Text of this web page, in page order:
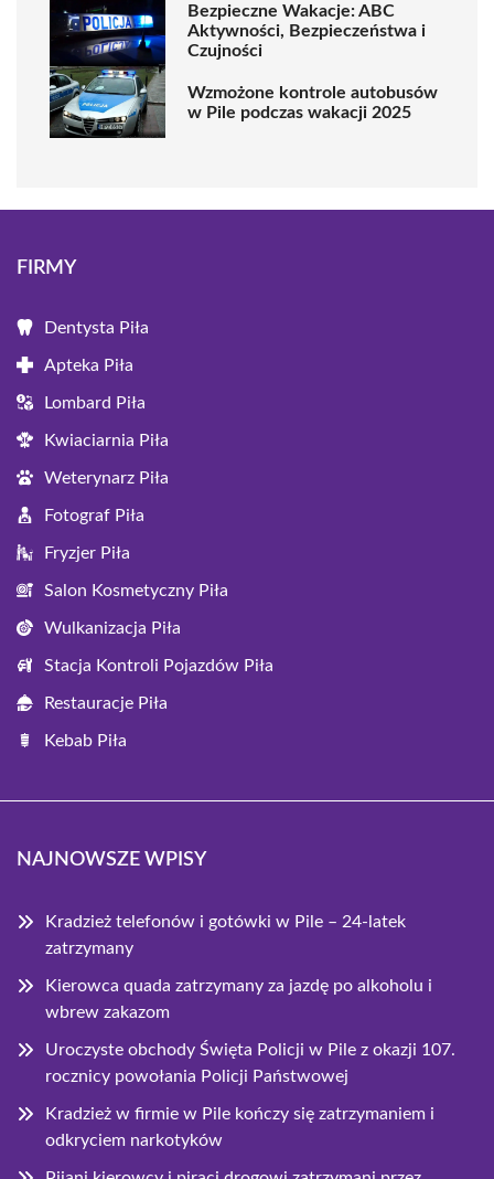
Bezpieczne Wakacje: ABC
Aktywności, Bezpieczeństwa i
Czujności
Wzmożone kontrole autobusów
w Pile podczas wakacji 2025
FIRMY
Dentysta Piła
Apteka Piła
Lombard Piła
Kwiaciarnia Piła
Weterynarz Piła
Fotograf Piła
Fryzjer Piła
Salon Kosmetyczny Piła
Wulkanizacja Piła
Stacja Kontroli Pojazdów Piła
Restauracje Piła
Kebab Piła
NAJNOWSZE WPISY
Kradzież telefonów i gotówki w Pile – 24-latek
zatrzymany
Kierowca quada zatrzymany za jazdę po alkoholu i
wbrew zakazom
Uroczyste obchody Święta Policji w Pile z okazji 107.
rocznicy powołania Policji Państwowej
Kradzież w firmie w Pile kończy się zatrzymaniem i
odkryciem narkotyków